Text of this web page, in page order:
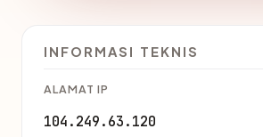
INFORMASI TEKNIS
ALAMAT IP
104.249.63.120